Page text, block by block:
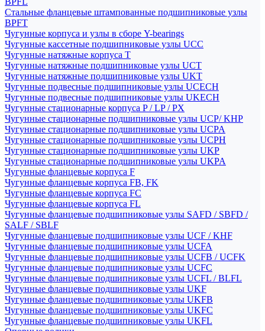
Стальные фланцевые штампованные подшипниковые узлы
BPFT
Чугунные корпуса и узлы в сборе Y-bearings
Чугунные кассетные подшипниковые узлы UCC
Чугунные натяжные корпуса T
Чугунные натяжные подшипниковые узлы UCT
Чугунные натяжные подшипниковые узлы UKT
Чугунные подвесные подшипниковые узлы UCECH
Чугунные подвесные подшипниковые узлы UKECH
Чугунные стационарные корпуса P / LP / PX
Чугунные стационарные подшипниковые узлы UCP/ KHP
Чугунные стационарные подшипниковые узлы UCPA
Чугунные стационарные подшипниковые узлы UCPH
Чугунные стационарные подшипниковые узлы UKP
Чугунные стационарные подшипниковые узлы UKPA
Чугунные фланцевые корпуса F
Чугунные фланцевые корпуса FB, FK
Чугунные фланцевые корпуса FC
Чугунные фланцевые корпуса FL
Чугунные фланцевые подшипниковые узлы SAFD / SBFD /
SALF / SBLF
Чугунные фланцевые подшипниковые узлы UCF / KHF
Чугунные фланцевые подшипниковые узлы UCFA
Чугунные фланцевые подшипниковые узлы UCFB / UCFK
Чугунные фланцевые подшипниковые узлы UCFC
Чугунные фланцевые подшипниковые узлы UCFL / BLFL
Чугунные фланцевые подшипниковые узлы UKF
Чугунные фланцевые подшипниковые узлы UKFB
Чугунные фланцевые подшипниковые узлы UKFC
Чугунные фланцевые подшипниковые узлы UKFL